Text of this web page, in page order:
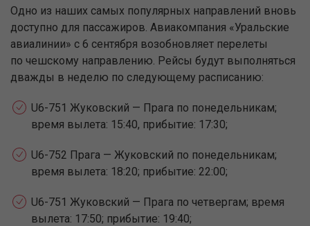
Одно из наших самых популярных направлений вновь
доступно для пассажиров. Авиакомпания «Уральские
авиалинии» с 6 сентября возобновляет перелеты
по чешскому направлению. Рейсы будут выполняться
дважды в неделю по следующему расписанию:
U6-751 Жуковский — Прага по понедельникам;
время вылета: 15:40, прибытие: 17:30;
U6-752 Прага — Жуковский по понедельникам;
время вылета: 18:20; прибытие: 22:00;
U6-751 Жуковский — Прага по четвергам; время
вылета: 17:50; прибытие: 19:40;